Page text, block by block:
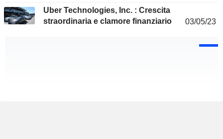
Uber Technologies, Inc. : Crescita
straordinaria e clamore finanziario
03/05/23